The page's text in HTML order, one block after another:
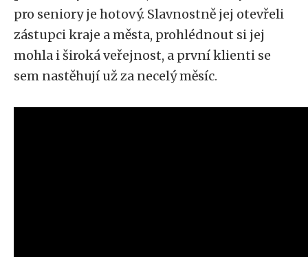
pro seniory je hotový. Slavnostně jej otevřeli
zástupci kraje a města, prohlédnout si jej
mohla i široká veřejnost, a první klienti se
sem nastěhují už za necelý měsíc.